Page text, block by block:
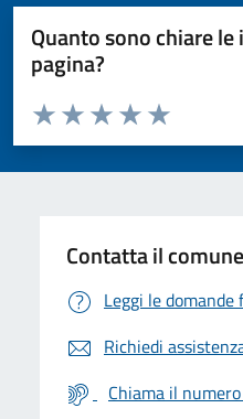
Quanto sono chiare
pagina?
Valuta da 1 a 5 stelle la pagina
Valuta 5
Valuta 4 stelle
Valuta 3 stelle su 5
Valuta 2 stelle su 5
Valuta 1 stelle su 5
Contatta il comune
Leggi le
Richiedi
Chiama il